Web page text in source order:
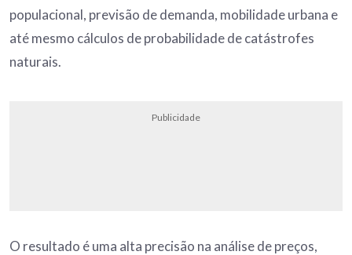
populacional, previsão de demanda, mobilidade urbana e
até mesmo cálculos de probabilidade de catástrofes
naturais.
Publicidade
O resultado é uma alta precisão na análise de preços,